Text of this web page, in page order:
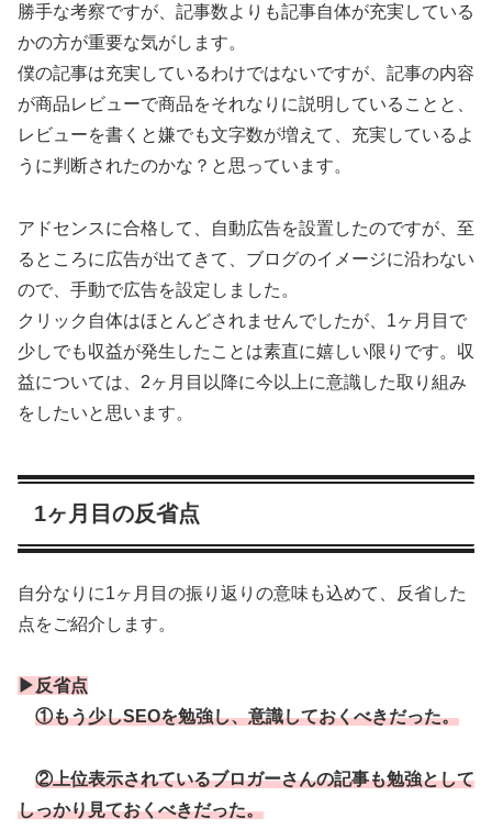
勝手な考察ですが、記事数よりも記事自体が充実している
かの方が重要な気がします。
僕の記事は充実しているわけではないですが、記事の内容
が商品レビューで商品をそれなりに説明していることと、
レビューを書くと嫌でも文字数が増えて、充実しているよ
うに判断されたのかな？と思っています。
アドセンスに合格して、自動広告を設置したのですが、至
るところに広告が出てきて、ブログのイメージに沿わない
ので、手動で広告を設定しました。
クリック自体はほとんどされませんでしたが、1ヶ月目で
少しでも収益が発生したことは素直に嬉しい限りです。収
益については、2ヶ月目以降に今以上に意識した取り組み
をしたいと思います。
1ヶ月目の反省点
自分なりに1ヶ月目の振り返りの意味も込めて、反省した
点をご紹介します。
▶反省点
①もう少しSEOを勉強し、意識しておくべきだった。
②上位表示されているブロガーさんの記事も勉強として
しっかり見ておくべきだった。